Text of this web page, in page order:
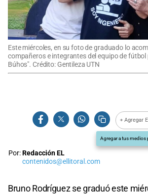
Este miércoles, en su foto de graduado lo
compañeros e integrantes del equipo de fútbol
Búhos". Crédito: Gentileza UTN
+ Agregar
Agregar a tus medios
Por:Redacción EL
contenidos@ellitoral.com
Bruno Rodríguez se graduó este